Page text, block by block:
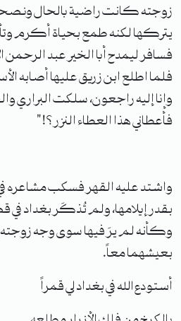
زوجته كانت راضية بالحال ونصحته
يتركها لكنه طمع بحياة أكرم
فسافر ليمدح أبا الخير عبد الرحمن
فلما اطلع ابن زريق عليها أصابه
وإنا إليه راجعون، سلكت البراري
فأعطاني هذا العطاء النزر؟!"
واشتد عليه القهر فسكب مشاعره
بقدر إيلامها، ولم تُذكَر بغداد في
وكأنه لم يرَ فيها سوى وجه زوجته
بعيشهما معاً.
أستودع الله في بغداد لي قمراً